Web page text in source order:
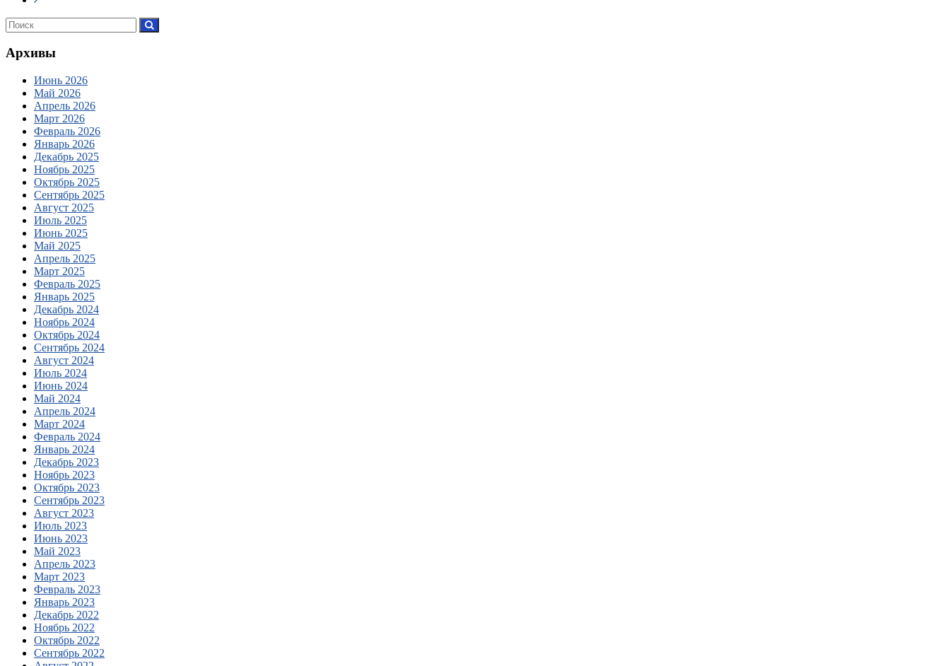
Архивы
Июнь 2026
Май 2026
Апрель 2026
Март 2026
Февраль 2026
Январь 2026
Декабрь 2025
Ноябрь 2025
Октябрь 2025
Сентябрь 2025
Август 2025
Июль 2025
Июнь 2025
Май 2025
Апрель 2025
Март 2025
Февраль 2025
Январь 2025
Декабрь 2024
Ноябрь 2024
Октябрь 2024
Сентябрь 2024
Август 2024
Июль 2024
Июнь 2024
Май 2024
Апрель 2024
Март 2024
Февраль 2024
Январь 2024
Декабрь 2023
Ноябрь 2023
Октябрь 2023
Сентябрь 2023
Август 2023
Июль 2023
Июнь 2023
Май 2023
Апрель 2023
Март 2023
Февраль 2023
Январь 2023
Декабрь 2022
Ноябрь 2022
Октябрь 2022
Сентябрь 2022